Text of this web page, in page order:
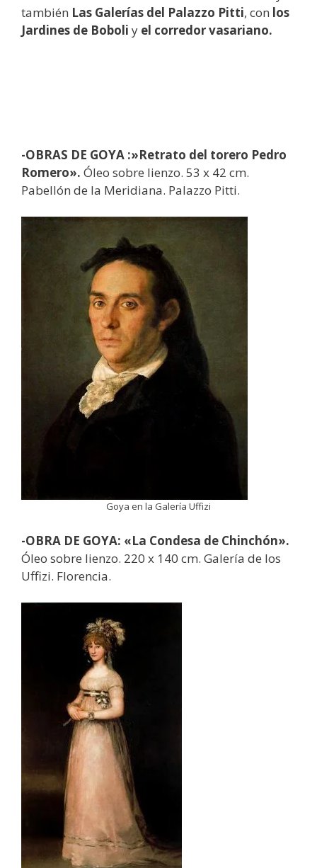
también Las Galerías del Palazzo Pitti, con los
Jardines de Boboli y el corredor vasariano.
-OBRAS DE GOYA :»Retrato del torero Pedro
Romero». Óleo sobre lienzo. 53 x 42 cm.
Pabellón de la Meridiana. Palazzo Pitti.
Goya en la Galería Uffizi
-OBRA DE GOYA: «La Condesa de Chinchón».
Óleo sobre lienzo. 220 x 140 cm. Galería de los
Uffizi. Florencia.